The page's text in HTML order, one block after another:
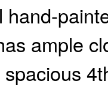
hand-
ample